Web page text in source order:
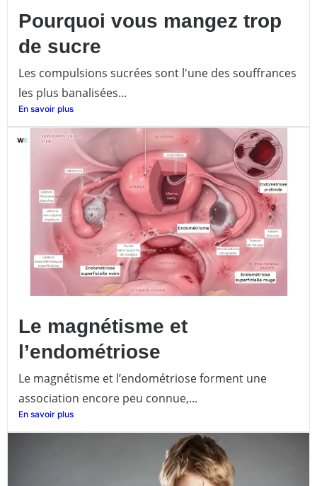
Pourquoi vous mangez trop
de sucre
Les compulsions sucrées sont l'une des souffrances
les plus banalisées...
En savoir plus
Le magnétisme et
l’endométriose
Le magnétisme et l’endométriose forment une
association encore peu connue,...
En savoir plus